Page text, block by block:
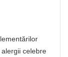
celebre